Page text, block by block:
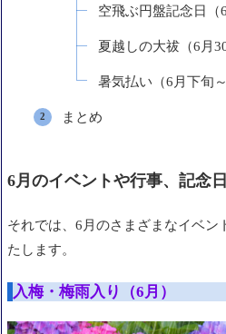
空飛ぶ円盤記念日（
夏越しの大祓（6月30
暑気払い（6月下旬
まとめ
6月のイベントや行事、記念
それでは、6月のさまざまなイベン
たします。
入梅・梅雨入り（6月）